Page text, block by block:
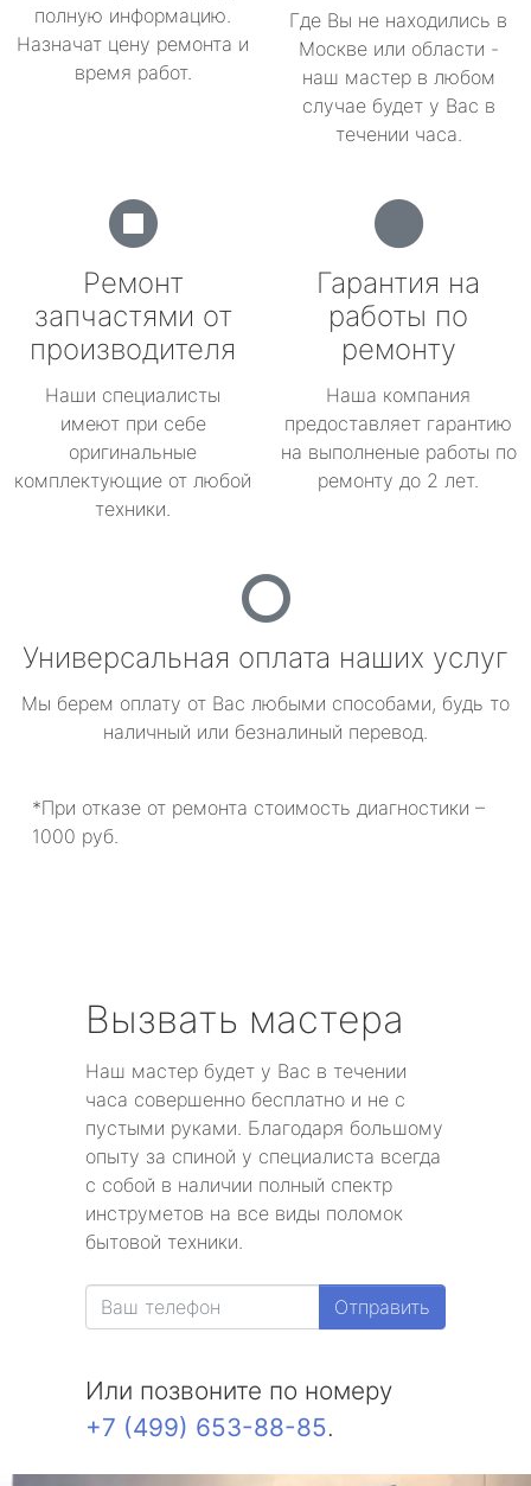
полную информацию.
Назначат цену ремонта и
время работ.
Где Вы не находились в
Москве или области -
наш мастер в любом
случае будет у Вас в
течении часа.
Ремонт
запчастями от
производителя
Наши специалисты
имеют при себе
оригинальные
комплектующие от любой
техники.
Гарантия на
работы по
ремонту
Наша компания
предоставляет гарантию
на выполненые работы по
ремонту до 2 лет.
Универсальная оплата наших услуг
Мы берем оплату от Вас любыми способами, будь то
наличный или безналиный перевод.
*При отказе от ремонта стоимость диагностики –
1000 руб.
Вызвать мастера
Наш мастер будет у Вас в течении
часа совершенно бесплатно и не с
пустыми руками. Благодаря большому
опыту за спиной у специалиста всегда
с собой в наличии полный спектр
инструметов на все виды поломок
бытовой техники.
Отправить
Или позвоните по номеру
+7 (499) 653-88-85.